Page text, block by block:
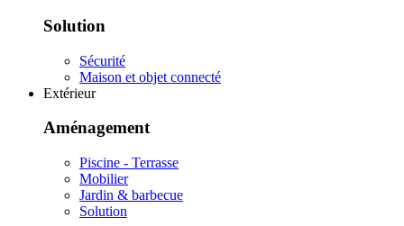
Solution
Sécurité
Maison et objet connecté
Extérieur
Aménagement
Piscine - Terrasse
Mobilier
Jardin & barbecue
Solution